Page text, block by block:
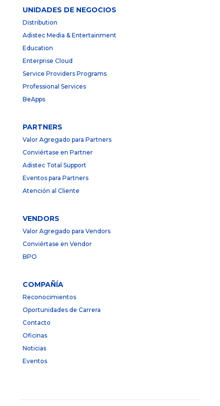
UNIDADES DE NEGOCIOS
Distribution
Adistec Media & Entertainment
Education
Enterprise Cloud
Service Providers Programs
Professional Services
BeApps
PARTNERS
Valor Agregado para Partners
Conviértase en Partner
Adistec Total Support
Eventos para Partners
Atención al Cliente
VENDORS
Valor Agregado para Vendors
Conviértase en Vendor
BPO
COMPAÑÍA
Reconocimientos
Oportunidades de Carrera
Contacto
Oficinas
Noticias
Eventos